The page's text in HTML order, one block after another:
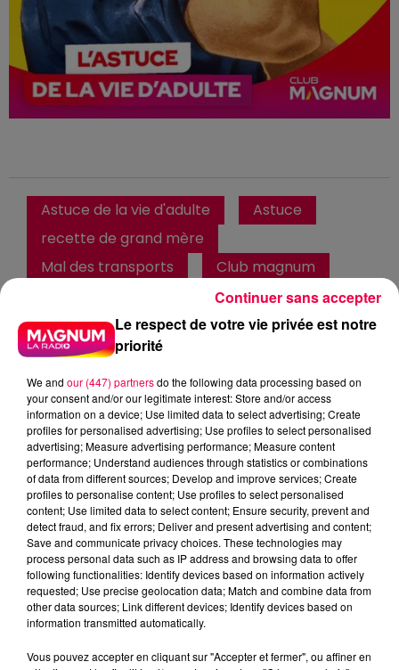
Astuce de la vie d'adulte
Astuce
recette de grand mère
Mal des transports
Club magnum
Magnum
Radio
Vosges
Meurthe et Moselle
Alsace
Meuse Grand Est
Fred
NAUSÉE EN VOITURE OU DANS CET ASCENSEUR
QUI MONTE BEAUCOUP TROP VITE
0:00 1 min 3 sec
29 juin 2026 - 1 min 3 sec
L'ASTUCE DE LA VIE D'ADULTE 29/06/2026
Le respect de votre vie privée est notre
priorité
We and our (447) partnersdo the following data processing based on
your consent and/or our legitimate interest: Store and/or access
information on a device; Use limited data to select advertising; Create
profiles for personalised advertising; Use profiles to select personalised
advertising; Measure advertising performance; Measure content
performance; Understand audiences through statistics or combinations
of data from different sources; Develop and improve services; Create
profiles to personalise content; Use profiles to select personalised
content; Use limited data to select content; Ensure security, prevent and
detect fraud, and fix errors; Deliver and present advertising and content;
Save and communicate privacy choices. These technologies may
process personal data such as IP address and browsing data to offer
following functionalities: Identify devices based on information actively
requested; Use precise geolocation data; Match and combine data from
other data sources; Link different devices; Identify devices based on
information transmitted automatically.
Vous pouvez accepter en cliquant sur "Accepter et fermer", ou affiner en
Continuer sans accepter